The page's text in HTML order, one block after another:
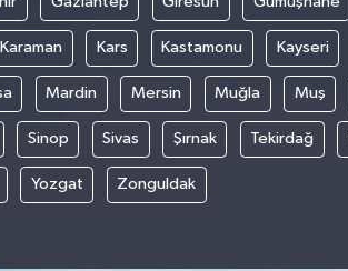
Karaman Kars Kastamonu Kayseri
Mardin Mersin Muğla Muş
Sinop Sivas Şırnak Tekirdağ
Yozgat Zonguldak